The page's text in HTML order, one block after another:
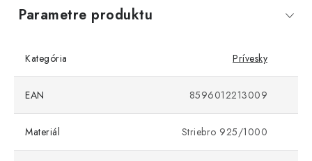
Parametre produktu
Kategória Prívesky
EAN 8596012213009
Materiál Striebro 925/1000